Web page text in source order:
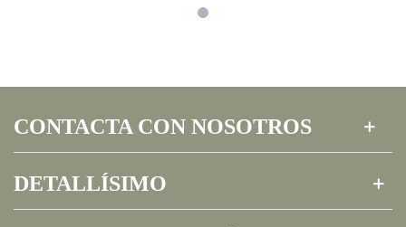
CONTACTA CON NOSOTROS
DETALLÍSIMO